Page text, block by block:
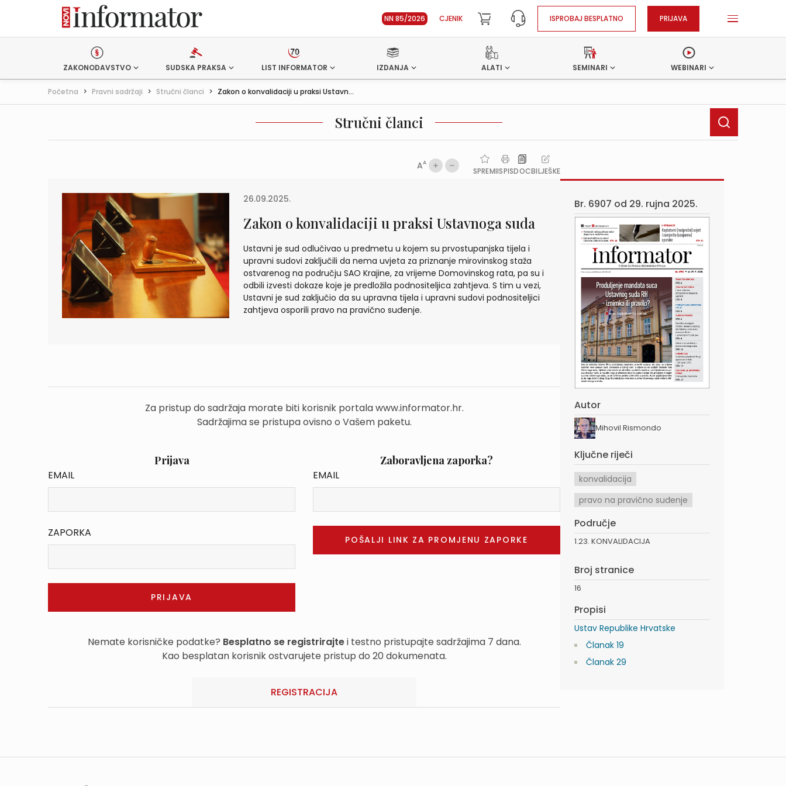
NN 85/2026 CJENIK ISPROBAJ BESPLATNO PRIJAVA
ZAKONODAVSTVO SUDSKA PRAKSA LIST INFORMATOR IZDANJA ALATI SEMINARI WEBINARI
Početna > Pravni sadržaji > Stručni članci > Zakon o konvalidaciji u praksi Ustavn...
Stručni članci
AA
SPREMIISPISDOCBILJEŠKE
26.09.2025.
Zakon o konvalidaciji u praksi Ustavnoga suda
Ustavni je sud odlučivao u predmetu u kojem su prvostupanjska tijela i
upravni sudovi zaključili da nema uvjeta za priznanje mirovinskog staža
ostvarenog na području SAO Krajine, za vrijeme Domovinskog rata, pa su i
odbili izvesti dokaze koje je predložila podnositeljica zahtjeva. S tim u vezi,
Ustavni je sud zaključio da su upravna tijela i upravni sudovi podnositeljici
zahtjeva osporili pravo na pravično suđenje.
Za pristup do sadržaja morate biti korisnik portala www.informator.hr.
Sadržajima se pristupa ovisno o Vašem paketu.
Prijava
EMAIL
ZAPORKA
Zaboravljena zaporka?
EMAIL
Nemate korisničke podatke? Besplatno se registrirajtei testno pristupajte sadržajima 7 dana.
Kao besplatan korisnik ostvarujete pristup do 20 dokumenata.
REGISTRACIJA
Br. 6907 od 29. rujna 2025.
Autor
Mihovil Rismondo
Ključne riječi
konvalidacija
pravo na pravično suđenje
Područje
1.23. KONVALIDACIJA
Broj stranice
16
Propisi
Ustav Republike Hrvatske
Članak 19
Članak 29